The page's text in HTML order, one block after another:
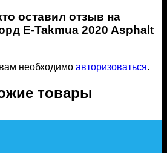
оставил отзыв на
E-Takmua 2020 Asphalt
необходимо авторизоваться.
товары